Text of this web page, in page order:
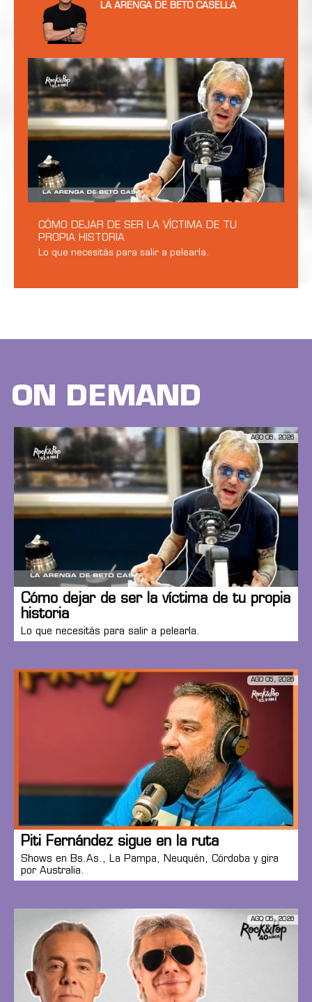
LA ARENGA DE BETO CASELLA
CÓMO DEJAR DE SER LA VÍCTIMA DE TU
PROPIA HISTORIA
Lo que necesitás para salir a pelearla.
ON DEMAND
AGO 06, 2026
Cómo dejar de ser la víctima de tu propia
historia
Lo que necesitás para salir a pelearla.
AGO 05, 2026
Piti Fernández sigue en la ruta
Shows en Bs.As., La Pampa, Neuquén, Córdoba y gira
por Australia.
AGO 05, 2026